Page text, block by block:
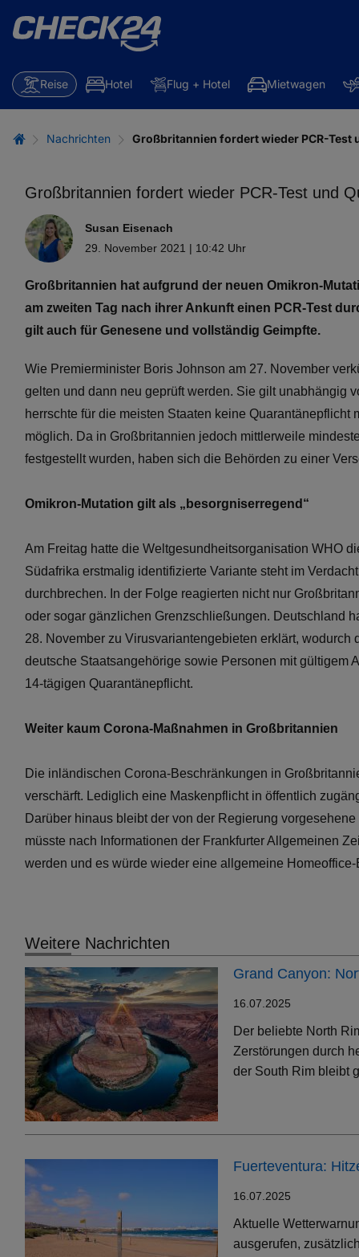
Reise Hotel Flug + Hotel Mietwagen
Nachrichten Großbritannien fordert wieder PCR-Test
Großbritannien fordert wieder PCR-Test und
Susan Eisenach
29. November 2021 | 10:42 Uhr
Großbritannien hat aufgrund der neuen Omikron-
am zweiten Tag nach ihrer Ankunft einen PCR-Test
gilt auch für Genesene und vollständig Geimpfte.
Wie Premierminister Boris Johnson am 27. November
gelten und dann neu geprüft werden. Sie gilt unabhängig
herrschte für die meisten Staaten keine
möglich. Da in Großbritannien jedoch mittlerweile
festgestellt wurden, haben sich die Behörden zu einer
Omikron-Mutation gilt als „besorgniserregend“
Am Freitag hatte die Weltgesundheitsorganisation WHO
Südafrika erstmalig identifizierte Variante steht im
durchbrechen. In der Folge reagierten nicht nur
oder sogar gänzlichen Grenzschließungen. Deutschland
28. November zu Virusvariantengebieten erklärt,
deutsche Staatsangehörige sowie Personen mit gültigem
14-tägigen Quarantänepflicht.
Weiter kaum Corona-Maßnahmen in Großbritannien
Die inländischen Corona-Beschränkungen in
verschärft. Lediglich eine Maskenpflicht in öffentlich
Darüber hinaus bleibt der von der Regierung
müsste nach Informationen der Frankfurter Allgemeinen
werden und es würde wieder eine allgemeine
Weitere Nachrichten
Grand Canyon:
16.07.2025
Der beliebte North
Zerstörungen durch
der South Rim bleibt
Fuerteventura:
16.07.2025
Aktuelle
ausgerufen,